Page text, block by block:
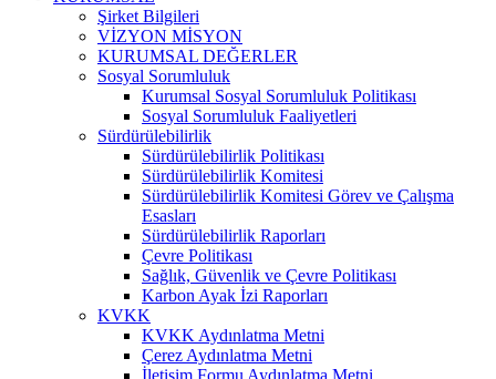
Şirket Bilgileri
VİZYON MİSYON
KURUMSAL DEĞERLER
Sosyal Sorumluluk
Kurumsal Sosyal Sorumluluk Politikası
Sosyal Sorumluluk Faaliyetleri
Sürdürülebilirlik
Sürdürülebilirlik Politikası
Sürdürülebilirlik Komitesi
Sürdürülebilirlik Komitesi Görev ve Çalışma
Esasları
Sürdürülebilirlik Raporları
Çevre Politikası
Sağlık, Güvenlik ve Çevre Politikası
Karbon Ayak İzi Raporları
KVKK
KVKK Aydınlatma Metni
Çerez Aydınlatma Metni
İletişim Formu Aydınlatma Metni